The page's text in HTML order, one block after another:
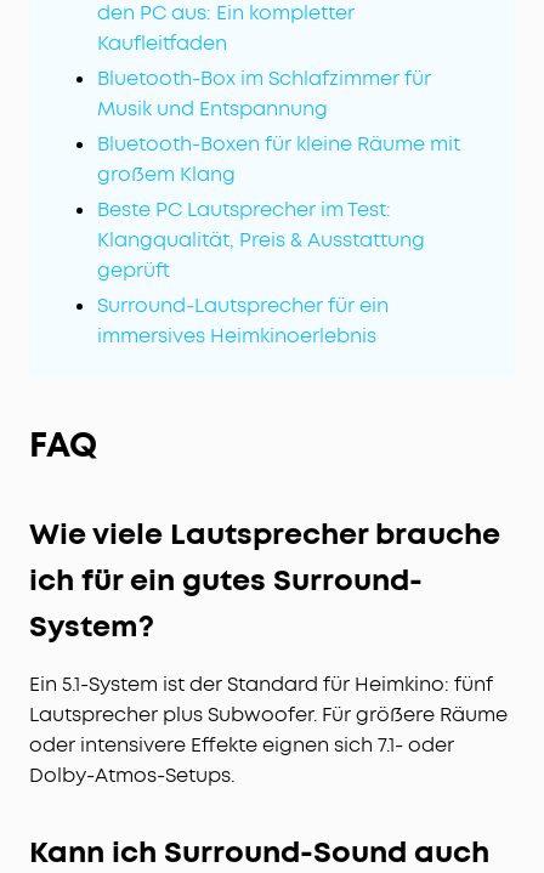
den PC aus: Ein kompletter
Kaufleitfaden
Bluetooth-Box im Schlafzimmer für
Musik und Entspannung
Bluetooth-Boxen für kleine Räume mit
großem Klang
Beste PC Lautsprecher im Test:
Klangqualität, Preis & Ausstattung
geprüft
Surround-Lautsprecher für ein
immersives Heimkinoerlebnis
FAQ
Wie viele Lautsprecher brauche
ich für ein gutes Surround-
System?
Ein 5.1-System ist der Standard für Heimkino: fünf
Lautsprecher plus Subwoofer. Für größere Räume
oder intensivere Effekte eignen sich 7.1- oder
Dolby-Atmos-Setups.
Kann ich Surround-Sound auch